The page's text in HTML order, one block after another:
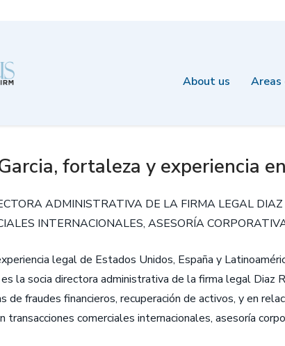
About us
fortaleza y experiencia
ADMINISTRATIVA DE LA FIRMA LEGAL
INTERNACIONALES, ASESORÍA
legal de Estados Unidos, España y
la socia directora administrativa de la firma legal Diaz
de fraudes financieros, recuperación de activos, y en
transacciones comerciales internacionales, asesoría